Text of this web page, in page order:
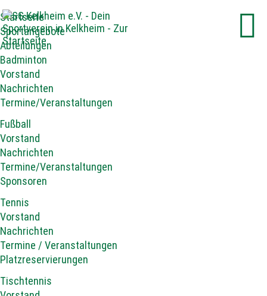
Startseite
Sportangebote
Abteilungen
Badminton
Vorstand
Nachrichten
Termine/Veranstaltungen
Fußball
Vorstand
Nachrichten
Termine/Veranstaltungen
Sponsoren
Tennis
Vorstand
Nachrichten
Termine / Veranstaltungen
Platzreservierungen
Tischtennis